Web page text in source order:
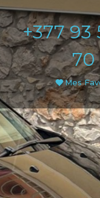
+377 93
70
Mes